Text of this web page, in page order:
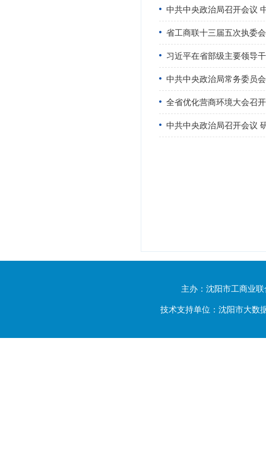
中共中央政治局召开会议
省工商联十三届五次执委
习近平在省部级主要领导
中共中央政治局常务委员
全省优化营商环境大会召
中共中央政治局召开会议
主办：沈阳市工商业
技术支持单位：沈阳市大数